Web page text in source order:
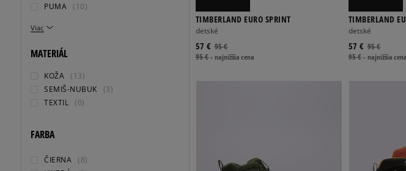
Viac
PUMA (10)
MATERIÁL
KOŽA (13)
SEMIŠ-NUBUK
(3)
TEXTIL (0)
FARBA
ČIERNA (8)
TIMBERLAND EURO SPRINT
detské
95 €
57 €
95 €-najnižšia cena
TIMBERLAND
detské
95 €
57 €
95 €-najnižšia cena